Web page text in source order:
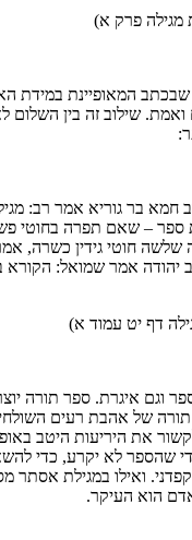
מגילה פרק א)
שבכתב המאופיינת במידת
שילוב זה בין
חמא בר גוריא אמר רב:
ספר – שאם תפרה בחוטי
חוטי גידין כשרה,
יהודה אמר שמואל: הקורא
דף יט עמוד א)
וגם איגרת. ספר תורה
תורה של אהבת רעים
את היריעות היטב
שהספר לא יקרע, כדי
ואילו במגילת אסתר
הוא העיקר.